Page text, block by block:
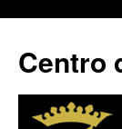
Centro